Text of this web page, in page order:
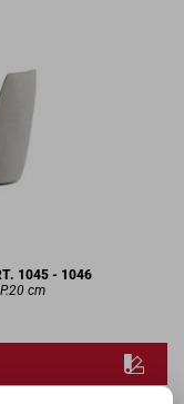
1045 - 1046
cm